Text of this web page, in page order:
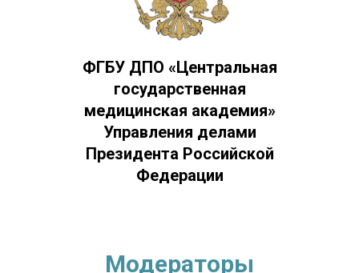
ФГБУ ДПО «Центральная
государственная
медицинская академия»
Управления делами
Президента Российской
Федерации
Модераторы